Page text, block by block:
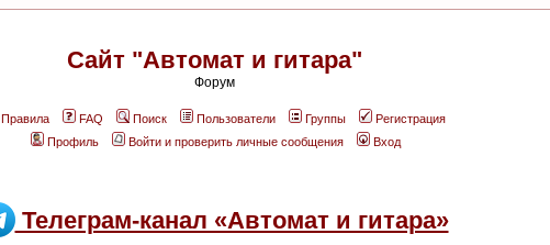
Сайт "Автомат и гитара"
Форум
Правила FAQ Поиск Пользователи Группы
Регистрация
Профиль
Войти и проверить личные сообщения Вход
Телеграм-канал «Автомат и гитара»